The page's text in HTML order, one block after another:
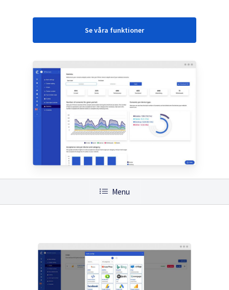
Se våra funktioner
Menu